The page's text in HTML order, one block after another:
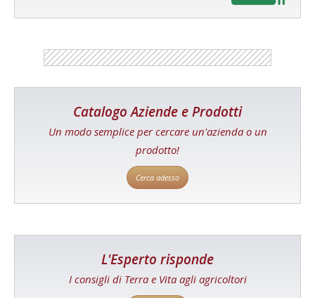
Catalogo Aziende e Prodotti
Un modo semplice per cercare un'azienda o un
prodotto!
Cerca adesso
L'Esperto risponde
I consigli di Terra e Vita agli agricoltori